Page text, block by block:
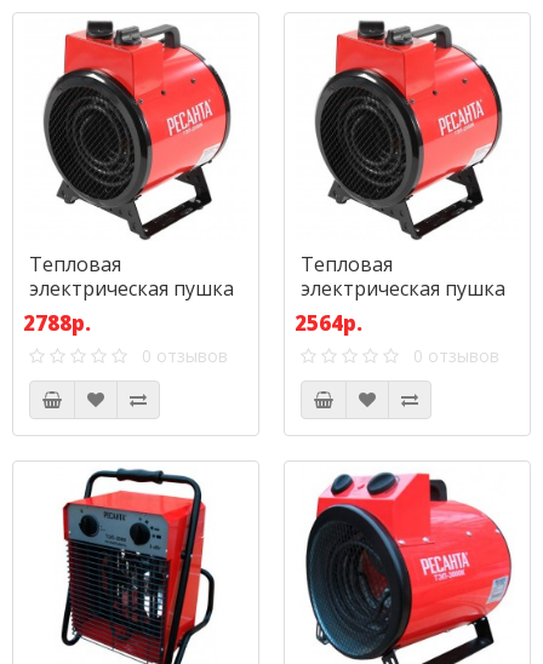
Тепловая
электрическая пушка
Ресанта ТЭП-2000К
(круглая)
2788р.
0 отзывов
Тепловая
электрическая пушка
Ресанта ТЭП-2000Н
(компактная)
2564р.
0 отзывов